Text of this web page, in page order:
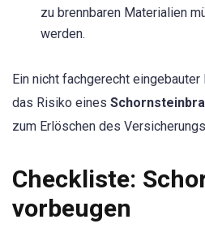
zu brennbaren Materialien
werden.
Ein nicht fachgerecht eingebauter
das Risiko eines
zum Erlöschen des
Checkliste:
vorbeugen